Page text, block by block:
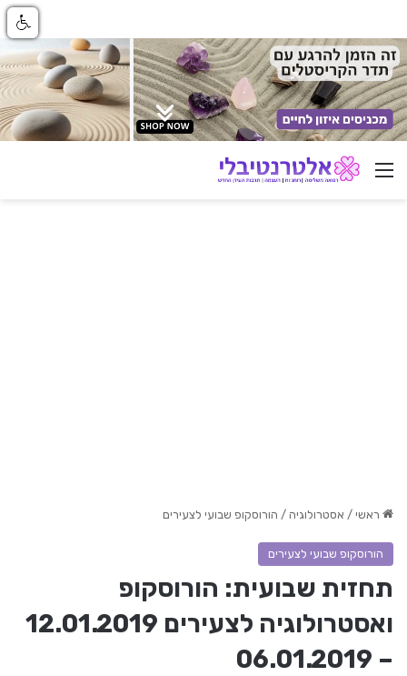
ניווט באתר
ראשי / אסטרולוגיה / הורוסקופ שבועי לצעירים
הורוסקופ שבועי לצעירים
תחזית שבועית: הורוסקופ
ואסטרולוגיה לצעירים 12.01.2019
– 06.01.2019